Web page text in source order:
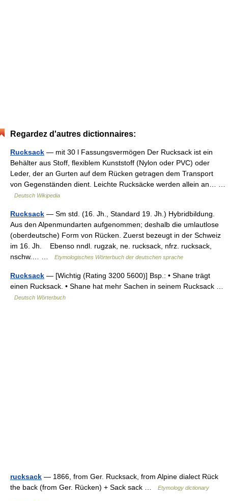
Regardez d'autres dictionnaires:
Rucksack — mit 30 l Fassungsvermögen Der Rucksack ist ein
Behälter aus Stoff, flexiblem Kunststoff (Nylon oder PVC) oder
Leder, der an Gurten auf dem Rücken getragen dem Transport
von Gegenständen dient. Leichte Rucksäcke werden allein an… …
Deutsch Wikipedia
Rucksack — Sm std. (16. Jh., Standard 19. Jh.) Hybridbildung.
Aus den Alpenmundarten aufgenommen; deshalb die umlautlose
(oberdeutsche) Form von Rücken. Zuerst bezeugt in der Schweiz
im 16. Jh. Ebenso nndl. rugzak, ne. rucksack, nfrz. rucksack,
nschw.… …
Etymologisches Wörterbuch der deutschen sprache
Rucksack — [Wichtig (Rating 3200 5600)] Bsp.: • Shane trägt
einen Rucksack. • Shane hat mehr Sachen in seinem Rucksack …
Deutsch Wörterbuch
rucksack — 1866, from Ger. Rucksack, from Alpine dialect Rück
the back (from Ger. Rücken) + Sack sack …
Etymology dictionary